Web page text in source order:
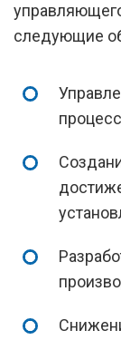
следующие